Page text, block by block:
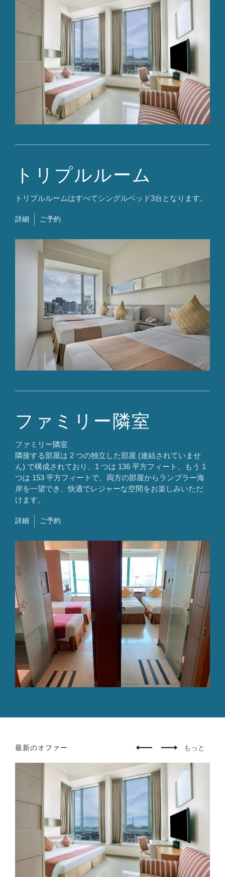
トリプルルーム
トリプルルームはすべてシングルベッド3台となります。
詳細 ご予約
ファミリー隣室
ファミリー隣室
隣接する部屋は 2 つの独立した部屋 (連結されていませ
ん) で構成されており、1 つは 136 平方フィート、もう 1
つは 153 平方フィートで、両方の部屋からランブラー海
岸を一望でき、快適でレジャーな空間をお楽しみいただ
けます。
詳細 ご予約
最新のオファー もっと